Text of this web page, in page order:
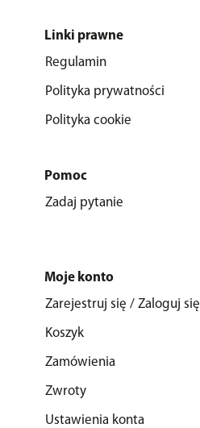
Linki prawne
Regulamin
Polityka prywatności
Polityka cookie
Pomoc
Zadaj pytanie
Moje konto
Zarejestruj się / Zaloguj się
Koszyk
Zamówienia
Zwroty
Ustawienia konta